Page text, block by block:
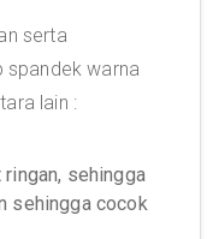
serta
spandek warna
lain :
sehingga
sehingga cocok